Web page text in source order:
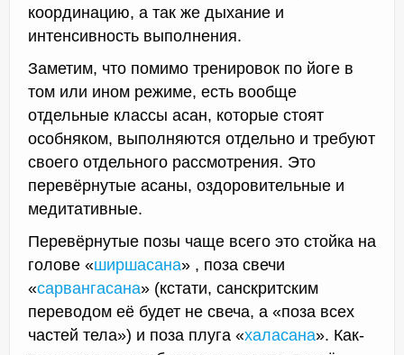
координацию, а так же дыхание и
интенсивность выполнения.
Заметим, что помимо тренировок по йоге в
том или ином режиме, есть вообще
отдельные классы асан, которые стоят
особняком, выполняются отдельно и требуют
своего отдельного рассмотрения. Это
перевёрнутые асаны, оздоровительные и
медитативные.
Перевёрнутые позы чаще всего это стойка на
голове «ширшасана» , поза свечи
«сарвангасана» (кстати, санскритским
переводом её будет не свеча, а «поза всех
частей тела») и поза плуга «халасана». Как-